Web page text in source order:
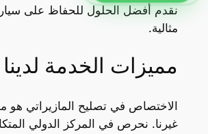
نقدم أفضل الحلول للحفاظ على
مثالية.
مميزات الخدمة لدينا
الاختصاص في تصليح المازيراتي هو
غيرنا. نحرص في المركز الدولي